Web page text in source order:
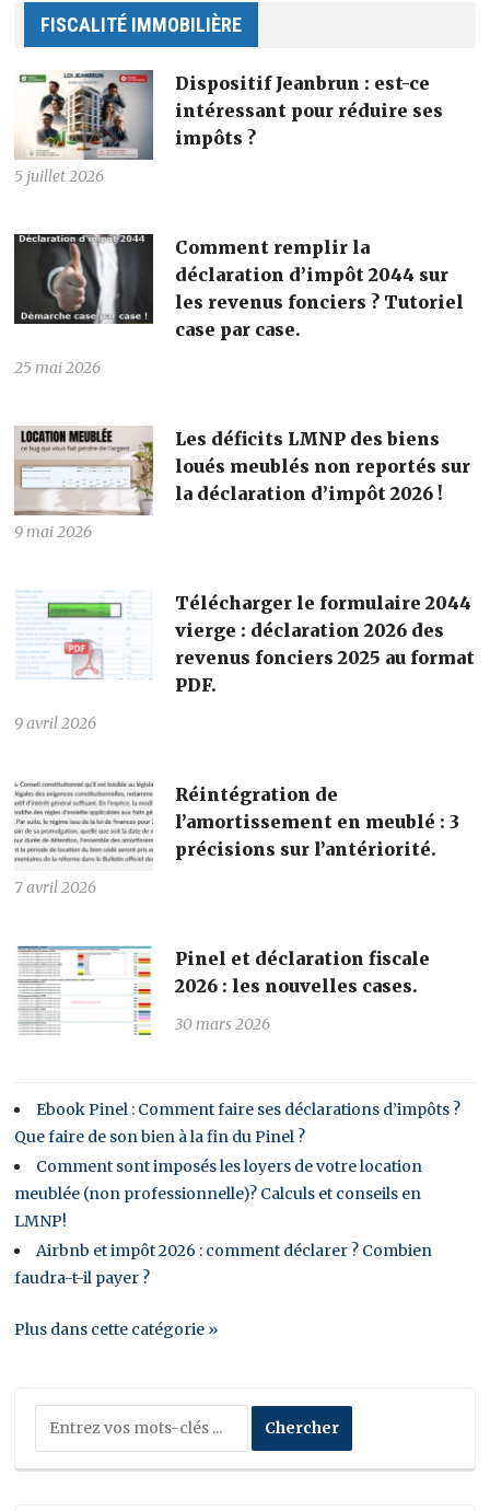
FISCALITÉ IMMOBILIÈRE
Dispositif Jeanbrun : est-ce
intéressant pour réduire ses
impôts ?
5 juillet 2026
Comment remplir la
déclaration d’impôt 2044 sur
les revenus fonciers ? Tutoriel
case par case.
25 mai 2026
Les déficits LMNP des biens
loués meublés non reportés sur
la déclaration d’impôt 2026 !
9 mai 2026
Télécharger le formulaire 2044
vierge : déclaration 2026 des
revenus fonciers 2025 au format
PDF.
9 avril 2026
Réintégration de
l’amortissement en meublé : 3
précisions sur l’antériorité.
7 avril 2026
Pinel et déclaration fiscale
2026 : les nouvelles cases.
30 mars 2026
Ebook Pinel : Comment faire ses déclarations d’impôts ?
Que faire de son bien à la fin du Pinel ?
Comment sont imposés les loyers de votre location
meublée (non professionnelle)? Calculs et conseils en
LMNP!
Airbnb et impôt 2026 : comment déclarer ? Combien
faudra-t-il payer ?
Plus dans cette catégorie »